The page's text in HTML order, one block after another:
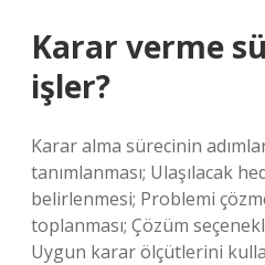
Karar verme
işler?
Karar alma sürecinin
tanımlanması; Ulaşılacak
belirlenmesi; Problemi
toplanması; Çözüm
Uygun karar ölçütlerini